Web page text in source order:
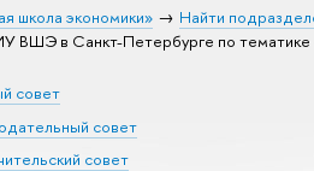
школа экономики» Найти
ВШЭ в Санкт-Петербурге по тематике
совет
совет
совет